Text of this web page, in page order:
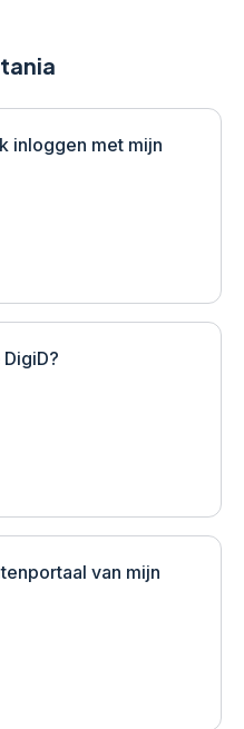
inloggen met mijn
van mijn